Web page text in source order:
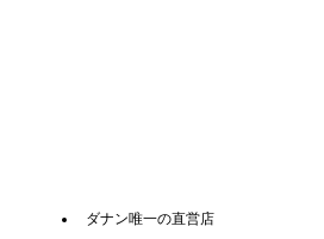
ダナン唯一の直営店